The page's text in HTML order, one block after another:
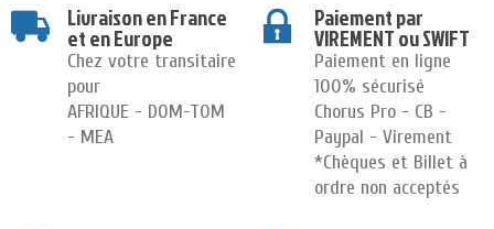
Livraison en France
et en Europe
Chez votre transitaire
pour
AFRIQUE - DOM-TOM
- MEA
Paiement par
VIREMENT ou SWIFT
Paiement en ligne
100% sécurisé
Chorus Pro - CB -
Paypal - Virement
*Chèques et Billet à
ordre non acceptés